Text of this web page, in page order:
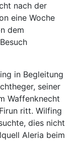
nach der
eine Woche
dem
in Begleitung
seiner
Waffenknecht
ritt. Wilfing
dies nicht
Aleria beim